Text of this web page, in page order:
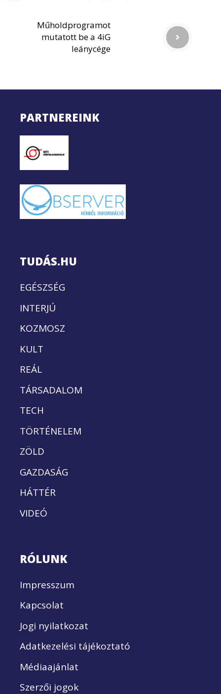
Műholdprogramot
mutatott be a 4iG
leánycége
PARTNEREINK
TUDÁS.HU
EGÉSZSÉG
INTERJÚ
KOZMOSZ
KULT
REÁL
TÁRSADALOM
TECH
TÖRTÉNELEM
ZÖLD
GAZDASÁG
HÁTTÉR
VIDEÓ
RÓLUNK
Impresszum
Kapcsolat
Jogi nyilatkozat
Adatkezelési tájékoztató
Médiaajánlat
Szerzői jogok